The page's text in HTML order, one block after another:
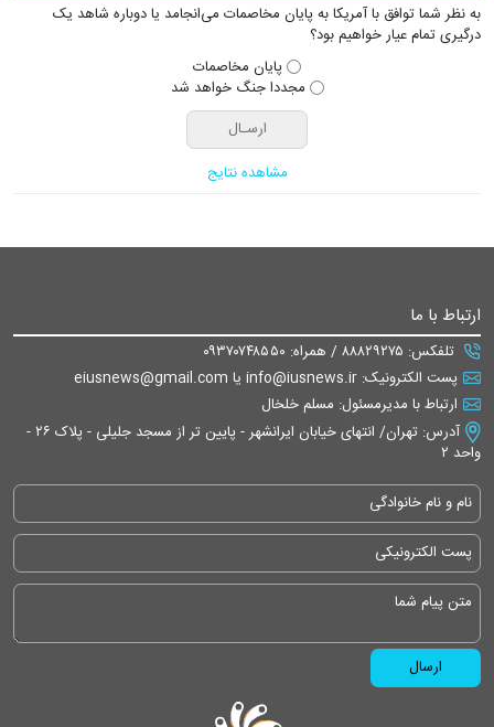
به نظر شما توافق با آمریکا به پایان مخاصمات می‌انجامد یا دوباره شاهد یک
درگیری تمام عیار خواهیم بود؟
پایان مخاصمات
مجددا جنگ خواهد شد
مشاهده نتایج
ارتباط با ما
تلفکس: ۸۸۸۲۹۲۷۵ / همراه: ۰۹۳۷۰۷۴۸۵۵۰
پست الکترونیک: info@iusnews.ir یا eiusnews@gmail.com
ارتباط با مدیرمسئول: مسلم خلخال
آدرس: تهران/ انتهای خیابان ایرانشهر - پایین تر از مسجد جلیلی - پلاک ۲۶ -
واحد ۲